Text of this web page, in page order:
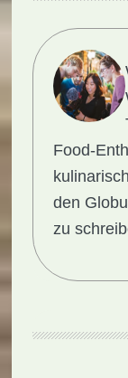
Food-
den
zu